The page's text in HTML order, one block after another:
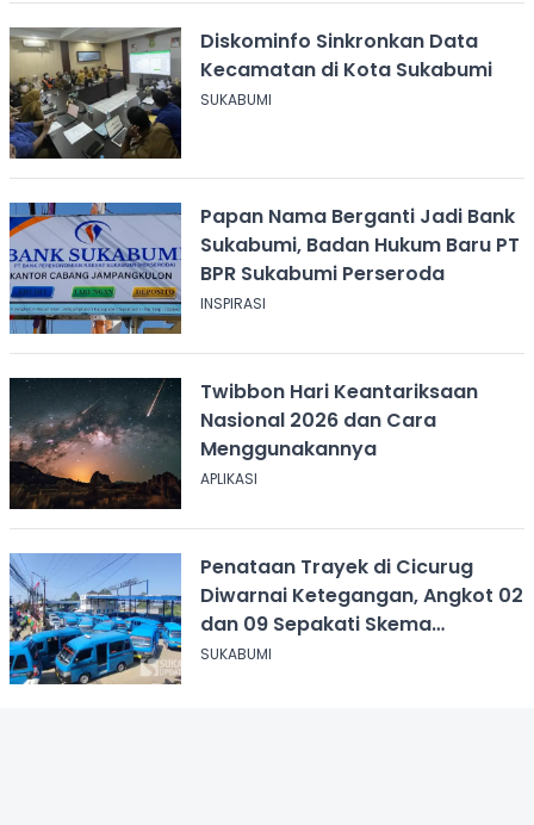
Diskominfo Sinkronkan Data
Kecamatan di Kota Sukabumi
SUKABUMI
Papan Nama Berganti Jadi Bank
Sukabumi, Badan Hukum Baru PT
BPR Sukabumi Perseroda
INSPIRASI
Twibbon Hari Keantariksaan
Nasional 2026 dan Cara
Menggunakannya
APLIKASI
Penataan Trayek di Cicurug
Diwarnai Ketegangan, Angkot 02
dan 09 Sepakati Skema
Sementara
SUKABUMI